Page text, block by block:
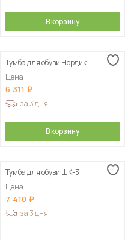
В корзину
Тумба для обуви Нордик
Цена
6 311
за 3 дня
В корзину
Тумба для обуви ШК-3
Цена
7 410
за 3 дня